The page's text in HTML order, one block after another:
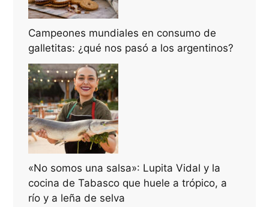
Campeones mundiales en consumo de
galletitas: ¿qué nos pasó a los argentinos?
«No somos una salsa»: Lupita Vidal y la
cocina de Tabasco que huele a trópico, a
río y a leña de selva